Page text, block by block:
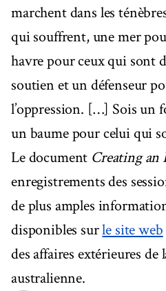
marchent dans les
qui souffrent, une mer
havre pour ceux qui sont
soutien et un défenseur
l’oppression. […] Sois un
un baume pour celui qui
Le document Creating
enregistrements des
de plus amples
disponibles surle site web
des affaires extérieures de
australienne.